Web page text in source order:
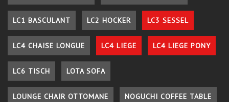
LC1 BASCULANT LC2 HOCKER LC3 SESSEL
LC4 CHAISE LONGUE LC4 LIEGE LC4 LIEGE PONY
LC6 TISCH LOTA SOFA
LOUNGE CHAIR OTTOMANE NOGUCHI COFFEE TABLE